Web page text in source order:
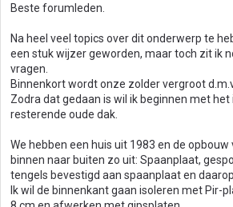
Beste forumleden.
Na heel veel topics over dit onderwerp te
een stuk wijzer geworden, maar toch zit ik
vragen.
Binnenkort wordt onze zolder vergroot
Zodra dat gedaan is wil ik beginnen met
resterende oude dak.
We hebben een huis uit 1983 en de
binnen naar buiten zo uit: Spaanplaat,
tengels bevestigd aan spaanplaat en
Ik wil de binnenkant gaan isoleren met Pir-